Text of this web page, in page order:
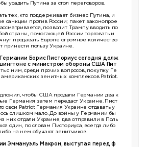
усадить Путина за стол переговоров.
тех, кто поддерживает бизнес Путина, и
санкции против России; пакет законопрое
позволит Трампу вводить по
страны, помогающей России торговать и
продавать Европе огромное количество
принести пользу Украине.
Борис Писториус сегодня долж
с министром обороны США Пит
с ним, среди прочих вопросов, покупку Ге
зенитных комплексов Patriot.
чтобы США продали Германии два к
Германия затем передаст Украине. Пист
свои Patriot Германия Украине отдавать у
слишком мало. До войны у Германии бы
них отдали Украине, два отправили в Поль
один, по словам Писториуса, всегда либо
на нем обучают зенитчиков.
Эммануэль Макрон, выступая перед ф